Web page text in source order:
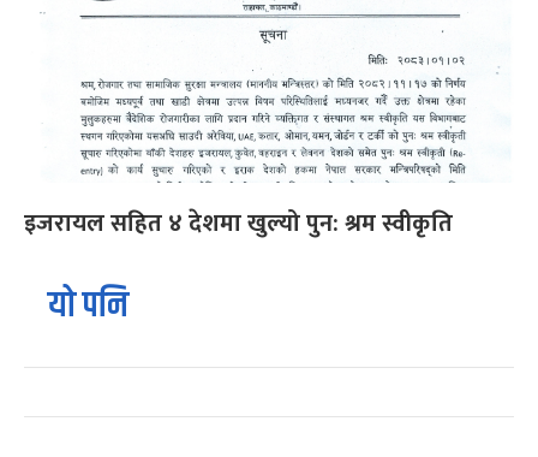
इजरायल सहित ४ देशमा खुल्यो पुन: श्रम स्वीकृति
यो पनि